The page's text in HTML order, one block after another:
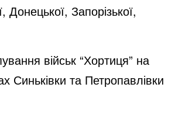
Донецької, Запорізької,
військ “Хортиця” на
Синьківки та Петропавлівки